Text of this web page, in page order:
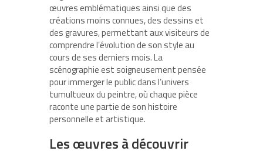
œuvres emblématiques ainsi que des
créations moins connues, des dessins et
des gravures, permettant aux visiteurs de
comprendre l’évolution de son style au
cours de ses derniers mois. La
scénographie est soigneusement pensée
pour immerger le public dans l’univers
tumultueux du peintre, où chaque pièce
raconte une partie de son histoire
personnelle et artistique.
Les œuvres à découvrir